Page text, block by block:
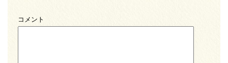
コメント